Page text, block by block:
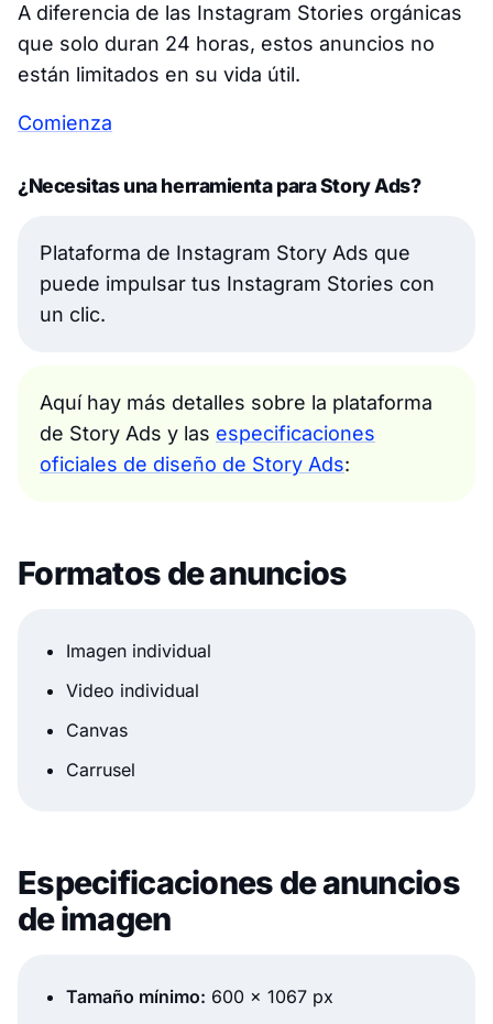
A diferencia de las Instagram Stories orgánicas
que solo duran 24 horas, estos anuncios no
están limitados en su vida útil.
Comienza
¿Necesitas una herramienta para Story Ads?
Plataforma de Instagram Story Ads que
puede impulsar tus Instagram Stories con
un clic.
Aquí hay más detalles sobre la plataforma
de Story Ads y las especificaciones
oficiales de diseño de Story Ads:
Formatos de anuncios
Imagen individual
Video individual
Canvas
Carrusel
Especificaciones de anuncios
de imagen
Tamaño mínimo: 600 x 1067 px